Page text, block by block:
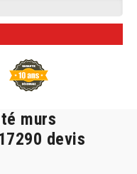
murs
devis